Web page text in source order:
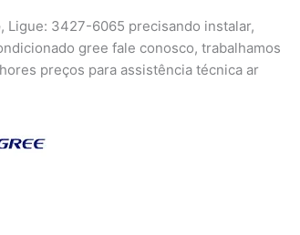
, Ligue: 3427-6065 precisando instalar,
gree fale conosco, trabalhamos
preços para assistência técnica ar